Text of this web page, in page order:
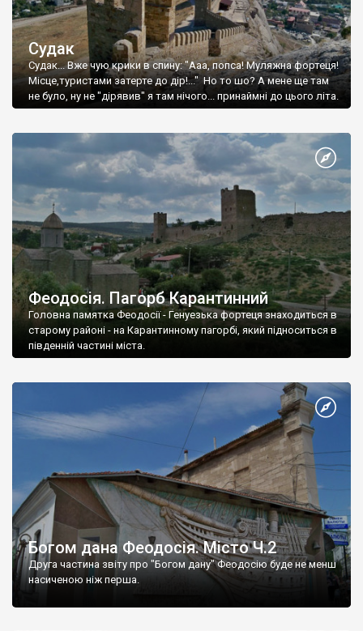
Судак
Судак... Вже чую крики в спину: "Ааа, попса! Муляжна фортеця!
Місце,туристами затерте до дір!..." Но то шо? А мене ще там
не було, ну не "дірявив" я там нічого... принаймні до цього літа.
Феодосія. Пагорб Карантинний
Головна памятка Феодосії - Генуезька фортеця знаходиться в
старому районі - на Карантинному пагорбі, який підноситься в
південній частині міста.
Богом дана Феодосія. Місто Ч.2
Друга частина звіту про "Богом дану" Феодосію буде не менш
насиченою ніж перша.